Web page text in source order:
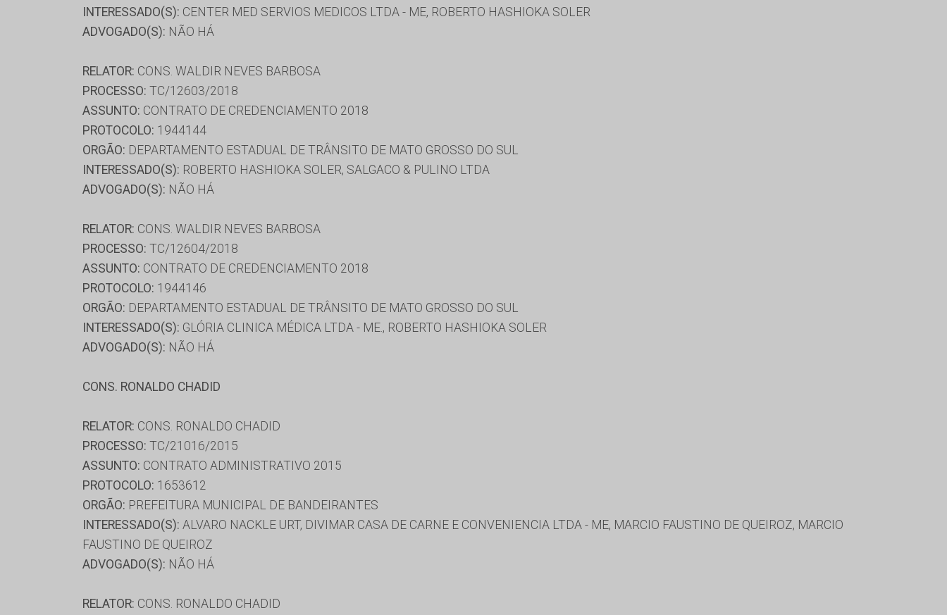
INTERESSADO(S): CENTER MED SERVIOS MEDICOS LTDA - ME, ROBERTO HASHIOKA SOLER
ADVOGADO(S): NÃO HÁ
RELATOR: CONS. WALDIR NEVES BARBOSA
PROCESSO: TC/12603/2018
ASSUNTO: CONTRATO DE CREDENCIAMENTO 2018
PROTOCOLO: 1944144
ORGÃO: DEPARTAMENTO ESTADUAL DE TRÂNSITO DE MATO GROSSO DO SUL
INTERESSADO(S): ROBERTO HASHIOKA SOLER, SALGACO & PULINO LTDA
ADVOGADO(S): NÃO HÁ
RELATOR: CONS. WALDIR NEVES BARBOSA
PROCESSO: TC/12604/2018
ASSUNTO: CONTRATO DE CREDENCIAMENTO 2018
PROTOCOLO: 1944146
ORGÃO: DEPARTAMENTO ESTADUAL DE TRÂNSITO DE MATO GROSSO DO SUL
INTERESSADO(S): GLÓRIA CLINICA MÉDICA LTDA - ME., ROBERTO HASHIOKA SOLER
ADVOGADO(S): NÃO HÁ
CONS. RONALDO CHADID
RELATOR: CONS. RONALDO CHADID
PROCESSO: TC/21016/2015
ASSUNTO: CONTRATO ADMINISTRATIVO 2015
PROTOCOLO: 1653612
ORGÃO: PREFEITURA MUNICIPAL DE BANDEIRANTES
INTERESSADO(S): ALVARO NACKLE URT, DIVIMAR CASA DE CARNE E CONVENIENCIA LTDA - ME, MARCIO FAUSTINO DE QUEIROZ, MARCIO
FAUSTINO DE QUEIROZ
ADVOGADO(S): NÃO HÁ
RELATOR: CONS. RONALDO CHADID